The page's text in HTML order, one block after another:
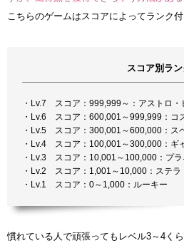
こちらのゲームはスコアによってランク付
スコア別ラン
・Lv.7 スコア：999,999～：アストロ・
・Lv.6 スコア：600,001～999,999：コ
・Lv.5 スコア：300,001～600,000：ス
・Lv.4 スコア：100,001～300,000：ギ
・Lv.3 スコア：10,001～100,000：プラ
・Lv.2 スコア：1,001～10,000：ステラ
・Lv.1 スコア：0～1,000：ルーキー
慣れている人で頑張ってもレベル3～4くら